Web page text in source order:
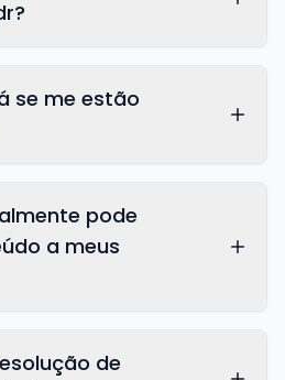
se me estão
pode
a meus
de